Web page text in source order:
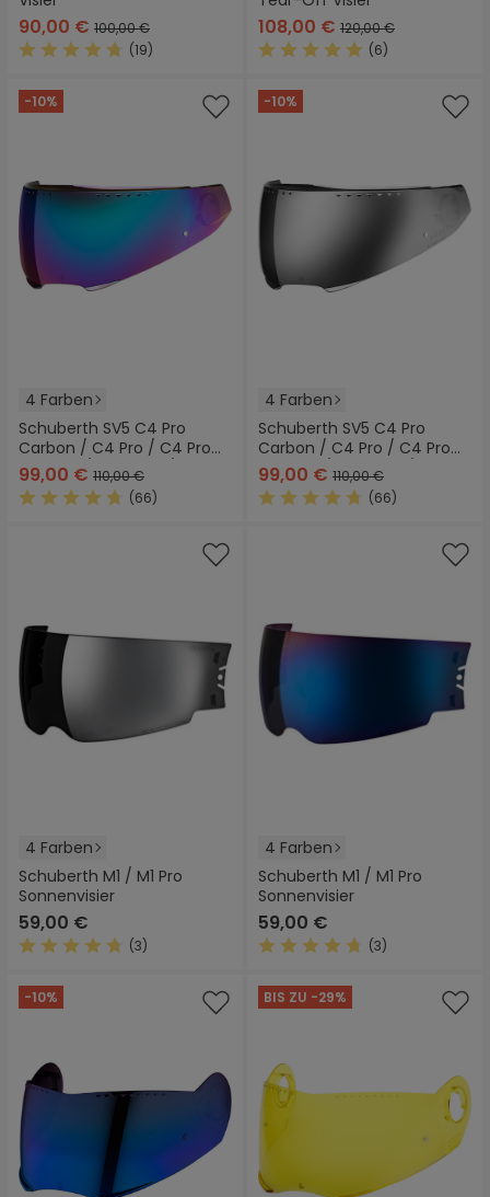
90,00 € 100,00 €
(19)
108,00 € 120,00 €
(6)
-10%
4 Farben
Schuberth SV5 C4 Pro
Carbon / C4 Pro / C4 Pro
Women / C4 Basic / C4
Visier
99,00 € 110,00 €
(66)
-10%
4 Farben
Schuberth SV5 C4 Pro
Carbon / C4 Pro / C4 Pro
Women / C4 Basic / C4
Visier
99,00 € 110,00 €
(66)
4 Farben
Schuberth M1 / M1 Pro
Sonnenvisier
59,00 €
(3)
4 Farben
Schuberth M1 / M1 Pro
Sonnenvisier
59,00 €
(3)
-10% BIS ZU -29%